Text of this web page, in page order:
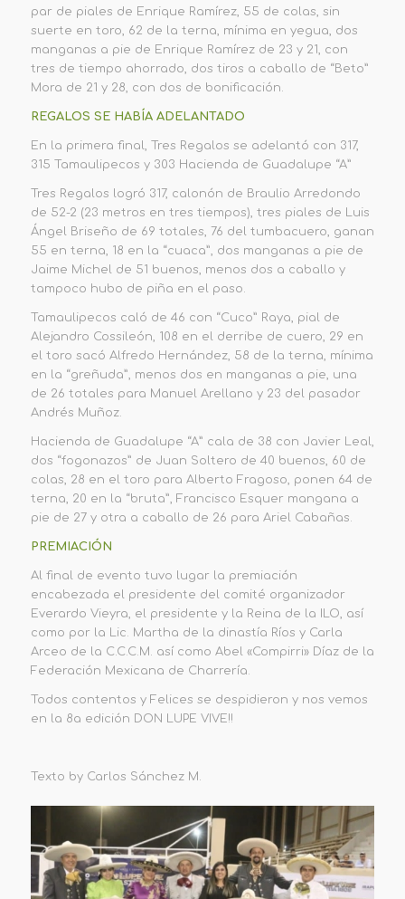
par de piales de Enrique Ramírez, 55 de colas, sin
suerte en toro, 62 de la terna, mínima en yegua, dos
manganas a pie de Enrique Ramírez de 23 y 21, con
tres de tiempo ahorrado, dos tiros a caballo de “Beto”
Mora de 21 y 28, con dos de bonificación.
REGALOS SE HABÍA ADELANTADO
En la primera final, Tres Regalos se adelantó con 317,
315 Tamaulipecos y 303 Hacienda de Guadalupe “A”
Tres Regalos logró 317, calonón de Braulio Arredondo
de 52-2 (23 metros en tres tiempos), tres piales de Luis
Ángel Briseño de 69 totales, 76 del tumbacuero, ganan
55 en terna, 18 en la “cuaca”, dos manganas a pie de
Jaime Michel de 51 buenos, menos dos a caballo y
tampoco hubo de piña en el paso.
Tamaulipecos caló de 46 con “Cuco” Raya, pial de
Alejandro Cossileón, 108 en el derribe de cuero, 29 en
el toro sacó Alfredo Hernández, 58 de la terna, mínima
en la “greñuda”, menos dos en manganas a pie, una
de 26 totales para Manuel Arellano y 23 del pasador
Andrés Muñoz.
Hacienda de Guadalupe “A” cala de 38 con Javier Leal,
dos “fogonazos” de Juan Soltero de 40 buenos, 60 de
colas, 28 en el toro para Alberto Fragoso, ponen 64 de
terna, 20 en la “bruta”, Francisco Esquer mangana a
pie de 27 y otra a caballo de 26 para Ariel Cabañas.
PREMIACIÓN
Al final de evento tuvo lugar la premiación
encabezada el presidente del comité organizador
Everardo Vieyra, el presidente y la Reina de la ILO, así
como por la Lic. Martha de la dinastía Ríos y Carla
Arceo de la C.C.C.M. así como Abel «Compirri» Díaz de la
Federación Mexicana de Charrería.
Todos contentos y Felices se despidieron y nos vemos
en la 8a edición DON LUPE VIVE!!
Texto by Carlos Sánchez M.